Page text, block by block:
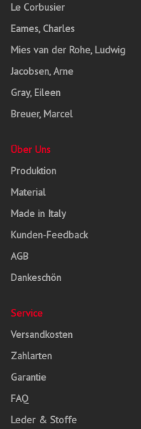
Le Corbusier
Eames, Charles
Mies van der Rohe, Ludwig
Jacobsen, Arne
Gray, Eileen
Breuer, Marcel
Über Uns
Produktion
Material
Made in Italy
Kunden-Feedback
AGB
Dankeschön
Service
Versandkosten
Zahlarten
Garantie
FAQ
Leder & Stoffe